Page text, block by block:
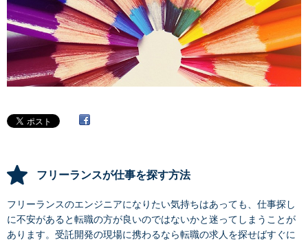
フリーランスが仕事を探す方法
フリーランスのエンジニアになりたい気持ちはあっても、仕事探し
に不安があると転職の方が良いのではないかと迷ってしまうことが
あります。受託開発の現場に携わるなら転職の求人を探せばすぐに